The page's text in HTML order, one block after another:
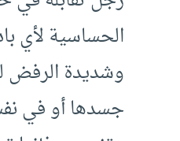
الحساسية لأي
وشديدة الرفض
جسدها أو في